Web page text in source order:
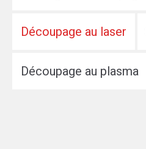
Découpage au laser
Découpage au plasma